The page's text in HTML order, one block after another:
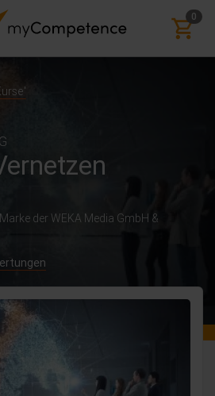
0
der WEKA Media GmbH &